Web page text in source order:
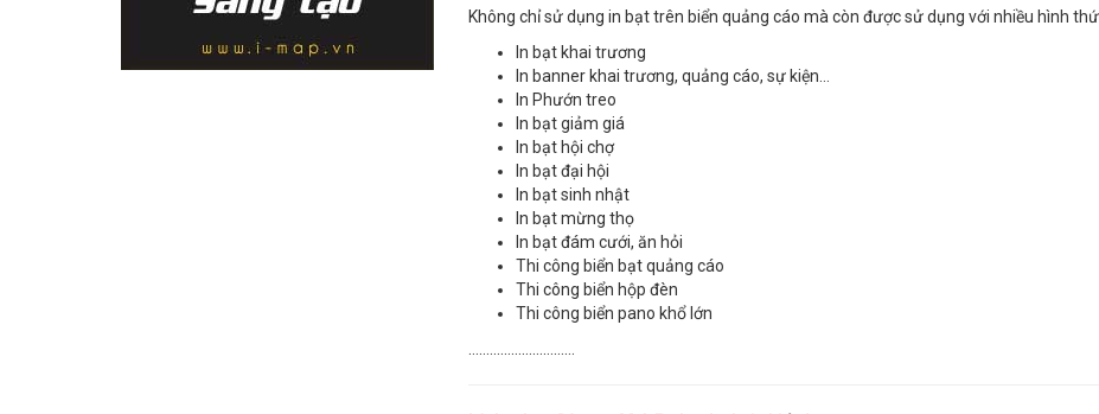
Không chỉ sử dụng in bạt trên biển quảng cáo mà còn được sử dụng với nhiều hình
In bạt khai trương
In banner khai trương, quảng cáo, sự kiện…
In Phướn treo
In bạt giảm giá
In bạt hội chợ
In bạt đại hội
In bạt sinh nhật
In bạt mừng thọ
In bạt đám cưới, ăn hỏi
Thi công biển bạt quảng cáo
Thi công biển hộp đèn
Thi công biển pano khổ lớn